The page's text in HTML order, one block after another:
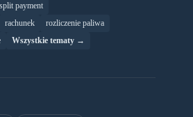
payment
rachunek
rozliczenie paliwa
Wszystkie tematy →